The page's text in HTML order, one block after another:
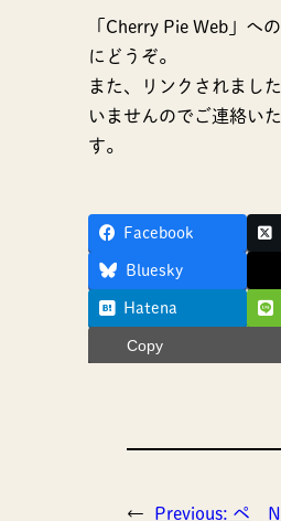
「Cherry Pie Web」へ
にどうぞ。
また、リンクされまし
いませんのでご連絡い
す。
Facebook
Bluesky
Hatena
Copy
← Previous: ペ